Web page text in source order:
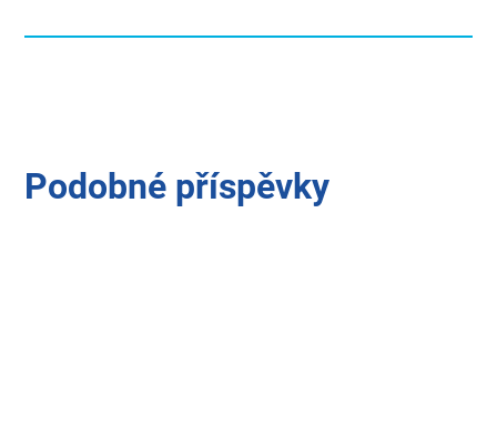
Podobné příspěvky